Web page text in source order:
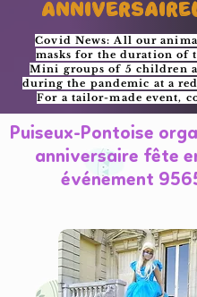
Covid News: All our
masks for the duration of
Mini groups of 5 children
during the pandemic at a
For a tailor-made event,
Puiseux-Pontoise
anniversaire fête
événement